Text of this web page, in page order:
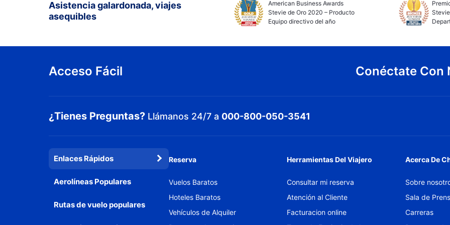
Asistencia galardonada, viajes
asequibles
American Business Awards
Stevie de Oro 2020 – Producto
Equipo directivo del año
Acceso Fácil Conéctate Con
¿Tienes Preguntas? Llámanos 24/7 a 000-800-050-3541
Enlaces Rápidos
Aerolíneas Populares
Rutas de vuelo populares
Reserva
Vuelos Baratos
Hoteles Baratos
Vehículos de Alquiler
Herramientas Del Viajero
Consultar mi reserva
Atención al Cliente
Facturacion online
Acerca De
Sobre
Sala de
Carreras